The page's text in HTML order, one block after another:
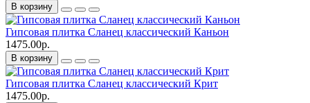
В корзину
Гипсовая плитка Сланец классический Каньон
1475.00р.
В корзину
Гипсовая плитка Сланец классический Крит
1475.00р.